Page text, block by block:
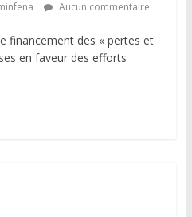
Aucun commentaire
financement des « pertes et
en faveur des efforts